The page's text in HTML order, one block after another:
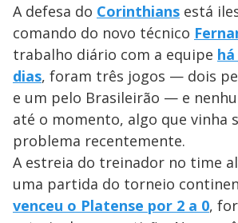
A defesa do Corinthians está
comando do novo técnico
trabalho diário com a equipe
dias, foram três jogos — dois
e um pelo Brasileirão — e
até o momento, algo que vinha
problema recentemente.
A estreia do treinador no time
uma partida do torneio
venceu o Platense por 2 a 0,